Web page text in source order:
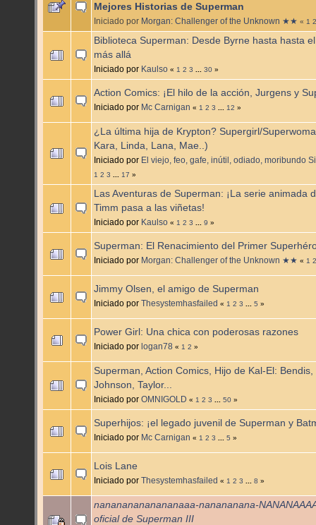
Mejores Historias de Superman
Iniciado por Morgan: Challenger of the Unknown ★★ « 1 2
Biblioteca Superman: Desde Byrne hasta hasta
más allá
Iniciado por Kaulso « 1 2 3 30 »
Action Comics: ¡El hilo de la acción, Jurgens y
Iniciado por Mc Carnigan « 1 2 3 12 »
¿La última hija de Krypton? Supergirl/
Kara, Linda, Lana, Mae..)
Iniciado por El viejo, feo, gafe, inútil, odiado, moribundo
1 2 3 17 »
Las Aventuras de Superman: ¡La serie animada
Timm pasa a las viñetas!
Iniciado por Kaulso « 1 2 3 9 »
Superman: El Renacimiento del Primer
Iniciado por Morgan: Challenger of the Unknown ★★ « 1 2
Jimmy Olsen, el amigo de Superman
Iniciado por Thesystemhasfailed « 1 2 3 5 »
Power Girl: Una chica con poderosas razones
Iniciado por logan78 « 1 2 »
Superman, Action Comics, Hijo de Kal-El: Bendis,
Johnson, Taylor...
Iniciado por OMNIGOLD « 1 2 3 50 »
Superhijos: ¡el legado juvenil de Superman y
Iniciado por Mc Carnigan « 1 2 3 5 »
Lois Lane
Iniciado por Thesystemhasfailed « 1 2 3 8 »
nanananananananaaa-nanananana-
oficial de Superman III